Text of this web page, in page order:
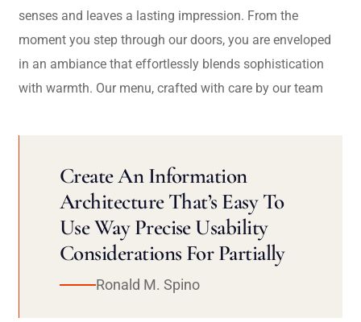
senses and leaves a lasting impression. From the
moment you step through our doors, you are enveloped
in an ambiance that effortlessly blends sophistication
with warmth. Our menu, crafted with care by our team
Create An Information
Architecture That’s Easy To
Use Way Precise Usability
Considerations For Partially
Ronald M. Spino